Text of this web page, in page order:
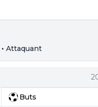
• Attaquant
Buts